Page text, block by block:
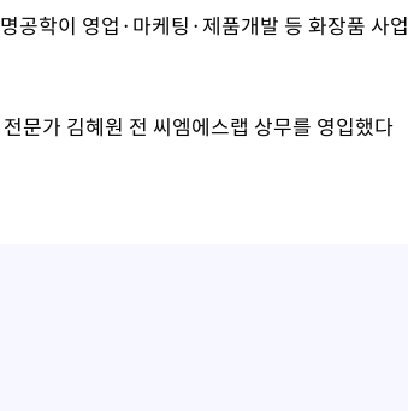
공학이 영업·마케팅·제품개발 등 화장품 사업
문가 김혜원 전 씨엠에스랩 상무를 영입했다